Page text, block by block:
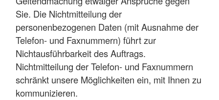
Sie. Die Nichtmitteilung der
personenbezogenen Daten (mit Ausnahme der
Telefon- und Faxnummern) führt zur
Nichtausführbarkeit des Auftrags.
Nichtmitteilung der Telefon- und Faxnummern
schränkt unsere Möglichkeiten ein, mit Ihnen zu
kommunizieren.